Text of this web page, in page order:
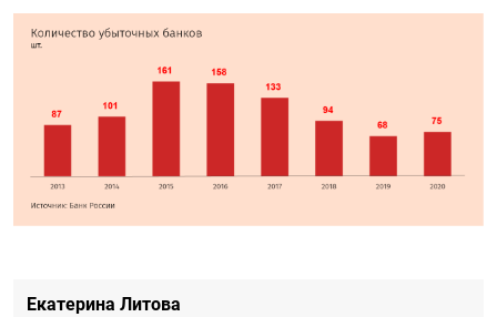
Екатерина Литова